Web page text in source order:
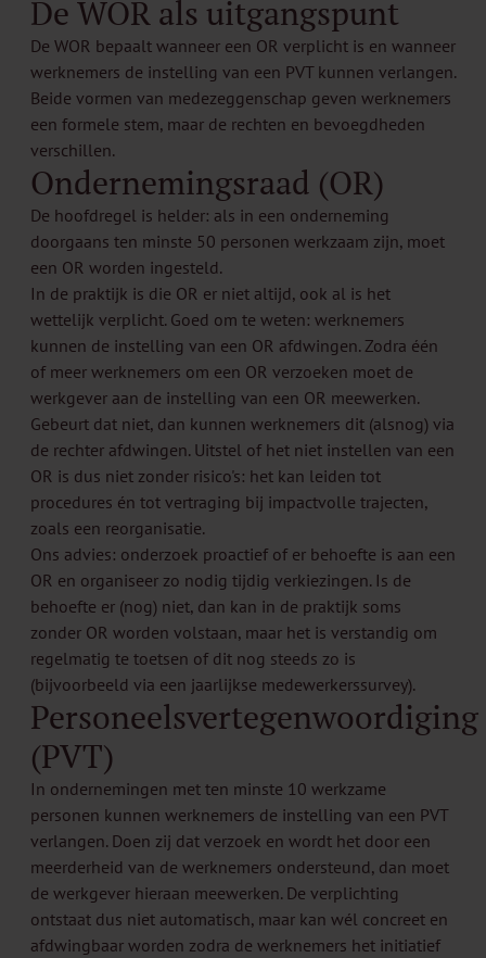
De WOR als uitgangspunt
De WOR bepaalt wanneer een OR verplicht is en wanneer
werknemers de instelling van een PVT kunnen verlangen.
Beide vormen van medezeggenschap geven werknemers
een formele stem, maar de rechten en bevoegdheden
verschillen.
Ondernemingsraad (OR)
De hoofdregel is helder: als in een onderneming
doorgaans ten minste 50 personen werkzaam zijn, moet
een OR worden ingesteld.
In de praktijk is die OR er niet altijd, ook al is het
wettelijk verplicht. Goed om te weten: werknemers
kunnen de instelling van een OR afdwingen. Zodra één
of meer werknemers om een OR verzoeken moet de
werkgever aan de instelling van een OR meewerken.
Gebeurt dat niet, dan kunnen werknemers dit (alsnog) via
de rechter afdwingen. Uitstel of het niet instellen van een
OR is dus niet zonder risico's: het kan leiden tot
procedures én tot vertraging bij impactvolle trajecten,
zoals een reorganisatie.
Ons advies: onderzoek proactief of er behoefte is aan een
OR en organiseer zo nodig tijdig verkiezingen. Is de
behoefte er (nog) niet, dan kan in de praktijk soms
zonder OR worden volstaan, maar het is verstandig om
regelmatig te toetsen of dit nog steeds zo is
(bijvoorbeeld via een jaarlijkse medewerkerssurvey).
Personeelsvertegenwoordiging
(PVT)
In ondernemingen met ten minste 10 werkzame
personen kunnen werknemers de instelling van een PVT
verlangen. Doen zij dat verzoek en wordt het door een
meerderheid van de werknemers ondersteund, dan moet
de werkgever hieraan meewerken. De verplichting
ontstaat dus niet automatisch, maar kan wél concreet en
afdwingbaar worden zodra de werknemers het initiatief